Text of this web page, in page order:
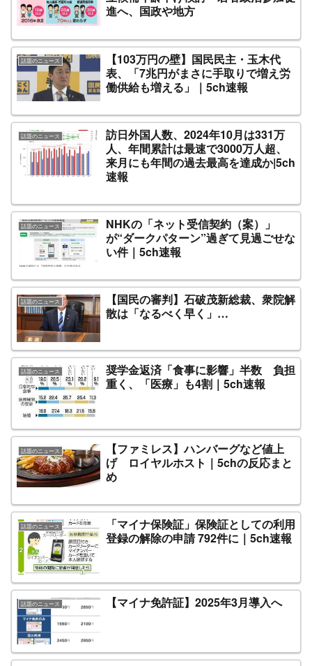
進へ、国政や地方
話題のニュース
【103万円の壁】国民民主・玉木代
表、「7兆円がまさに手取りで増え労
働供給も増える」｜5ch速報
話題のニュース
訪日外国人数、2024年10月は331万
人、年間累計は最速で3000万人超、
来月にも年間の過去最高を達成か|5ch
速報
話題のニュース
NHKの「ネット受信契約（案）」
が“ダークパターン”過ぎて見過ごせな
い件｜5ch速報
話題のニュース
【国民の審判】石破茂新総裁、衆院解
散は「なるべく早く」…
話題のニュース
奨学金返済「食事に影響」半数 負担
重く、「医療」も4割｜5ch速報
話題のニュース
【ファミレス】ハンバーグなど値上
げ ロイヤルホスト｜5chの反応まと
め
話題のニュース
「マイナ保険証」保険証としての利用
登録の解除の申請 792件に｜5ch速報
話題のニュース 【マイナ免許証】2025年3月導入へ